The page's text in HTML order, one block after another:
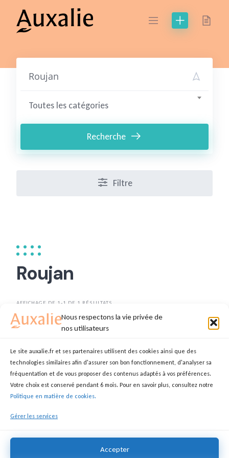
Nous respectons la vie privée de
nos utilisateurs
Le site auxalie.fr et ses partenaires utilisent des cookies ainsi que des
technologies similaires afin d'assurer son bon fonctionnement, d'analyser sa
fréquentation et de vous proposer des contenus adaptés à vos préférences.
Votre choix est conservé pendant 6 mois. Pour en savoir plus, consultez notre
Politique en matière de cookies.
Gérer les services
Accepter
content
Toutes les catégories
Recherche
Filtre
Roujan
AFFICHAGE DE 1-1 DE 1 RÉSULTATS
TRIER PAR DATE
Recherches bénéficiaires
LEA AUXILIAIRE DE VIE